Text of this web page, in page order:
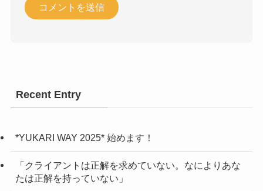
Recent Entry
*YUKARI WAY 2025* 始めます！
「クライアントは正解を求めていない。なによりあな
たは正解を持っていない」